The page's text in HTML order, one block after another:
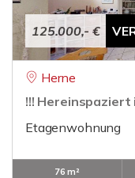
125.000,- €
Herne
!!! Hereinspaziert
Etagenwohnung
76 m²